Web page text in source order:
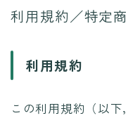
利用規約／特定商取
プライバシーポリシー
利用規約／特定
利用規約
この利用規約（以下